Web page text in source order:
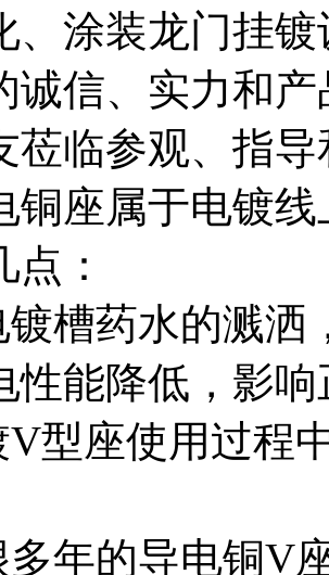
、涂装龙门挂
诚信、实力和
莅临参观、指
铜座属于电镀
：
镀槽药水的溅
性能降低，影
V型座使用过程
多年的导电铜V